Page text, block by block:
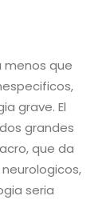
menos que
grave. El
grandes
que da
seria